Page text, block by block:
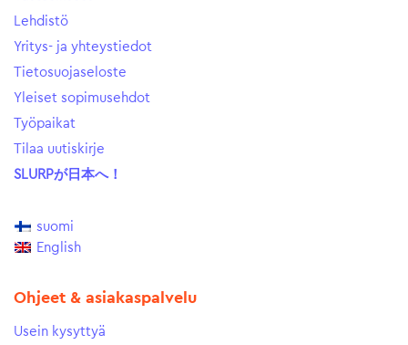
Lehdistö
Yritys- ja yhteystiedot
Tietosuojaseloste
Yleiset sopimusehdot
Työpaikat
Tilaa uutiskirje
SLURPが日本へ！
suomi
English
Ohjeet & asiakaspalvelu
Usein kysyttyä